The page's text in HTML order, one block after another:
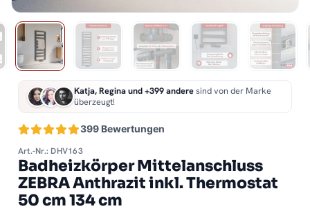
399 Bewertungen
Katja, Regina und +399 anderesind von der Marke
überzeugt!
Art.-Nr.: DHV163
Badheizkörper Mittelanschluss
ZEBRA Anthrazit inkl. Thermostat
50 cm 134 cm